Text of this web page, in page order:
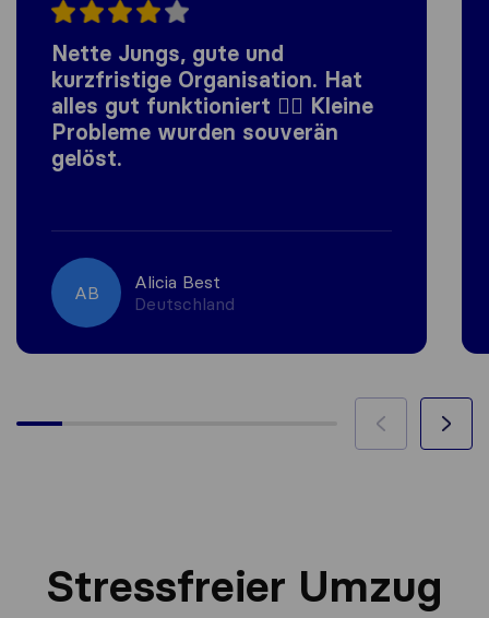
Nette Jungs, gute und
kurzfristige Organisation. Hat
alles gut funktioniert 👍🏼 Kleine
Probleme wurden souverän
gelöst.
AB
Alicia Best
Deutschland
Stressfreier Umzug